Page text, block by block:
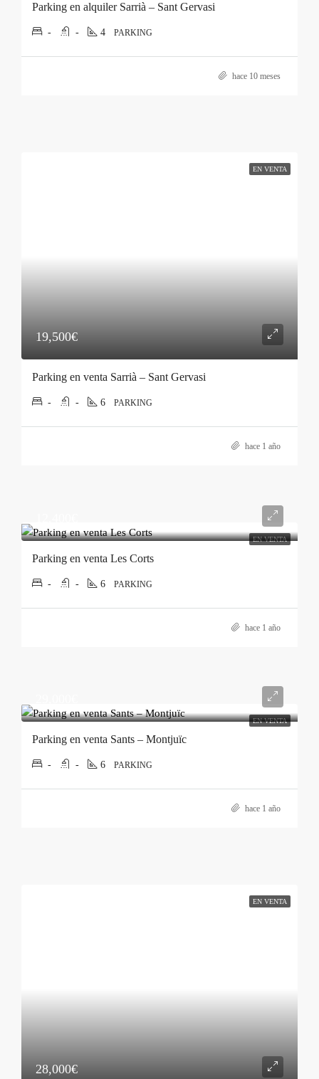
Parking en alquiler Sarrià – Sant Gervasi
- - 4 PARKING
hace 10 meses
EN VENTA
19,500€
Parking en venta Sarrià – Sant Gervasi
- - 6 PARKING
hace 1 año
EN VENTA
Parking en venta Les Corts
- - 6 PARKING
hace 1 año
EN VENTA
Parking en venta Sants – Montjuïc
- - 6 PARKING
hace 1 año
EN VENTA
28,000€